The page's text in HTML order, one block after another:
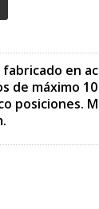
en
de máximo
posiciones.